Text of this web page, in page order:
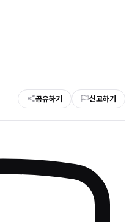
공유하기 신고하기